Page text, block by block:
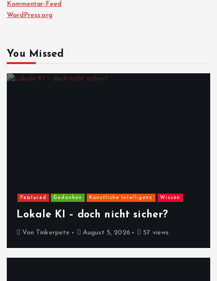
Kommentar-Feed
WordPress.org
You Missed
Featured Gedanken Künstliche Intelligenz Wissen
Lokale KI – doch nicht sicher?
Von Tinkerpete August 5, 2026 57 views